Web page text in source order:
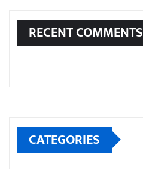
RECENT COMMENTS
CATEGORIES